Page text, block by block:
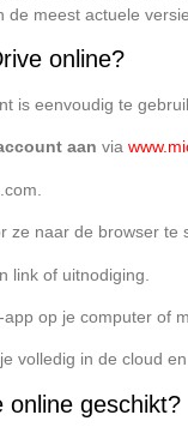
meest actuele versie.
online?
is eenvoudig te
aan via
ze naar de browser te
link of uitnodiging.
op je computer of
volledig in de cloud
online geschikt?